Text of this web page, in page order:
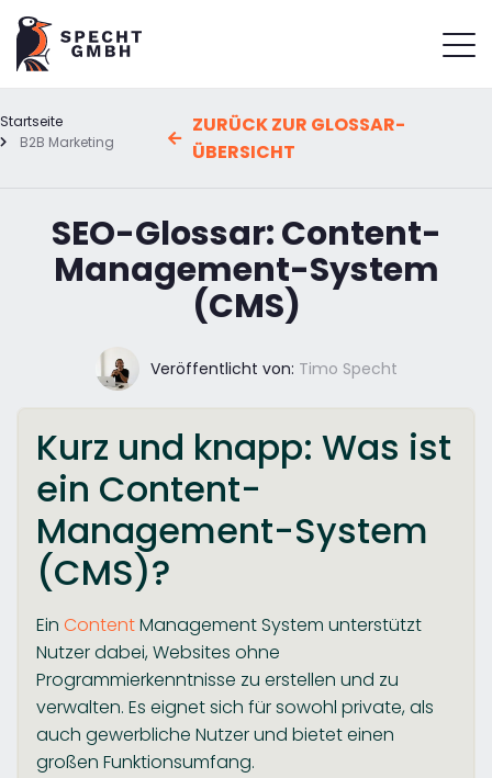
Startseite
B2B Marketing
ZURÜCK ZUR GLOSSAR-
ÜBERSICHT
SEO-Glossar: Content-
Management-System
(CMS)
Veröffentlicht von: Timo Specht
Kurz und knapp: Was ist
ein Content-
Management-System
(CMS)?
Ein ContentManagement System unterstützt
Nutzer dabei, Websites ohne
Programmierkenntnisse zu erstellen und zu
verwalten. Es eignet sich für sowohl private, als
auch gewerbliche Nutzer und bietet einen
großen Funktionsumfang.